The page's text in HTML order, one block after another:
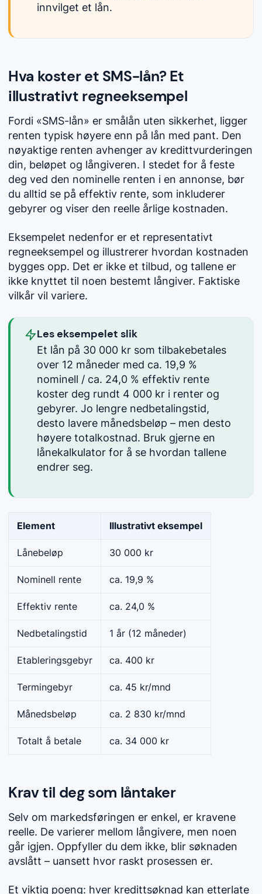
innvilget et lån.
Hva koster et SMS-lån? Et
illustrativt regneeksempel
Fordi «SMS-lån» er smålån uten sikkerhet, ligger
renten typisk høyere enn på lån med pant. Den
nøyaktige renten avhenger av kredittvurderingen
din, beløpet og långiveren. I stedet for å feste
deg ved den nominelle renten i en annonse, bør
du alltid se på effektiv rente, som inkluderer
gebyrer og viser den reelle årlige kostnaden.
Eksempelet nedenfor er et representativt
regneeksempel og illustrerer hvordan kostnaden
bygges opp. Det er ikke et tilbud, og tallene er
ikke knyttet til noen bestemt långiver. Faktiske
vilkår vil variere.
Les eksempelet slik
Et lån på 30 000 kr som tilbakebetales
over 12 måneder med ca. 19,9 %
nominell / ca. 24,0 % effektiv rente
koster deg rundt 4 000 kr i renter og
gebyrer. Jo lengre nedbetalingstid,
desto lavere månedsbeløp – men desto
høyere totalkostnad. Bruk gjerne en
lånekalkulator for å se hvordan tallene
endrer seg.
Element Illustrativt eksempel
Lånebeløp 30 000 kr
Nominell rente ca. 19,9 %
Effektiv rente ca. 24,0 %
Nedbetalingstid 1 år (12 måneder)
Etableringsgebyr ca. 400 kr
Termingebyr ca. 45 kr/mnd
Månedsbeløp ca. 2 830 kr/mnd
Totalt å betale ca. 34 000 kr
Krav til deg som låntaker
Selv om markedsføringen er enkel, er kravene
reelle. De varierer mellom långivere, men noen
går igjen. Oppfyller du dem ikke, blir søknaden
avslått – uansett hvor raskt prosessen er.
Et viktig poeng: hver kredittsøknad kan etterlate